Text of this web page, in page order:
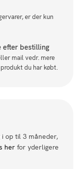
er der kun
efter bestilling
mail vedr. mere
du har købt.
op til 3 måneder,
her for yderligere